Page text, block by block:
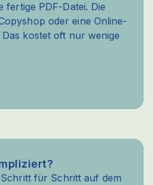
fertige PDF-Datei. Die
oder eine Online-
kostet oft nur wenige
für Schritt auf dem